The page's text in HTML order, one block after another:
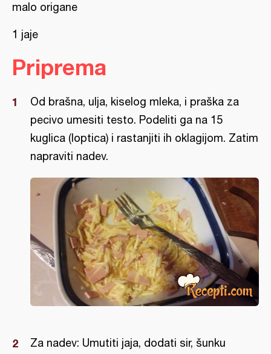
malo origane
1 jaje
Priprema
Od brašna, ulja, kiselog mleka, i praška za
pecivo umesiti testo. Podeliti ga na 15
kuglica (loptica) i rastanjiti ih oklagijom. Zatim
napraviti nadev.
Za nadev: Umutiti jaja, dodati sir, šunku